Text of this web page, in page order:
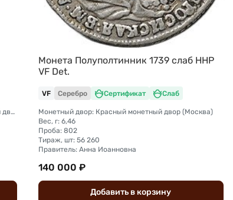
Монетный двор: Санкт-Петербургский монетный двор
Монета Полуполтинник 1739 слаб ННР
VF Det.
VF Серебро Сертификат Слаб
Монетный двор: Красный монетный двор (Москва)
Вес, г: 6,46
Проба: 802
Тираж, шт: 56 260
Правитель: Анна Иоанновна
140 000 ₽
Добавить в корзину